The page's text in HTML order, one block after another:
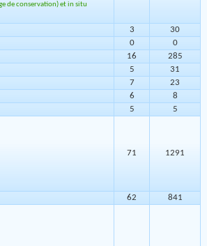
de conservation) et in situ
3
30
0
0
16
285
5
31
7
23
6
8
5 5
71 1291
62 841